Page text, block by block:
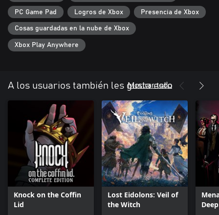
PC Game Pad Logros de Xbox Presencia de Xbox
Cosas guardadas en la nube de Xbox
Xbox Play Anywhere
A los usuarios también les gusta esto
Mostrar todo
Knock on the Coffin
Lid
Lost Eidolons: Veil of
the Witch